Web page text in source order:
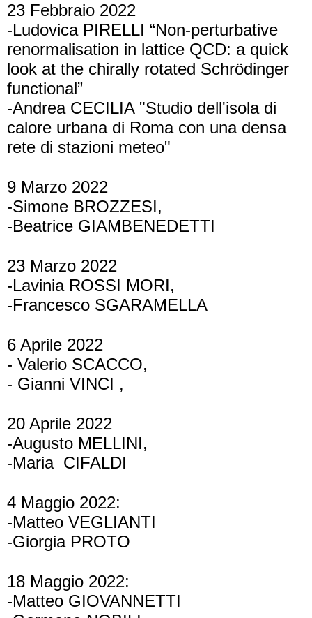
23 Febbraio 2022
-Ludovica PIRELLI “Non-perturbative
renormalisation in lattice QCD: a quick
look at the chirally rotated Schrödinger
functional”
-Andrea CECILIA "Studio dell'isola di
calore urbana di Roma con una densa
rete di stazioni meteo"
9 Marzo 2022
-Simone BROZZESI,
-Beatrice GIAMBENEDETTI
23 Marzo 2022
-Lavinia ROSSI MORI,
-Francesco SGARAMELLA
6 Aprile 2022
- Valerio SCACCO,
- Gianni VINCI ,
20 Aprile 2022
-Augusto MELLINI,
-Maria CIFALDI
4 Maggio 2022:
-Matteo VEGLIANTI
-Giorgia PROTO
18 Maggio 2022:
-Matteo GIOVANNETTI